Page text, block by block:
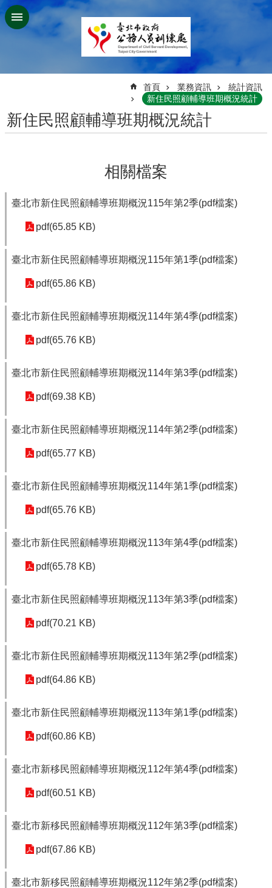
跳到主要內容區塊
首頁 業務資訊
統計資訊
新住民照顧輔導班期概況統計
新住民照顧輔導班期概況統計
相關檔案
臺北市新住民照顧輔導班期概況115年第2季(pdf檔案)
pdf(65.85 KB)
臺北市新住民照顧輔導班期概況115年第1季(pdf檔案)
pdf(65.86 KB)
臺北市新住民照顧輔導班期概況114年第4季(pdf檔案)
pdf(65.76 KB)
臺北市新住民照顧輔導班期概況114年第3季(pdf檔案)
pdf(69.38 KB)
臺北市新住民照顧輔導班期概況114年第2季(pdf檔案)
pdf(65.77 KB)
臺北市新住民照顧輔導班期概況114年第1季(pdf檔案)
pdf(65.76 KB)
臺北市新住民照顧輔導班期概況113年第4季(pdf檔案)
pdf(65.78 KB)
臺北市新住民照顧輔導班期概況113年第3季(pdf檔案)
pdf(70.21 KB)
臺北市新住民照顧輔導班期概況113年第2季(pdf檔案)
pdf(64.86 KB)
臺北市新住民照顧輔導班期概況113年第1季(pdf檔案)
pdf(60.86 KB)
臺北市新移民照顧輔導班期概況112年第4季(pdf檔案)
pdf(60.51 KB)
臺北市新移民照顧輔導班期概況112年第3季(pdf檔案)
pdf(67.86 KB)
臺北市新移民照顧輔導班期概況112年第2季(pdf檔案)